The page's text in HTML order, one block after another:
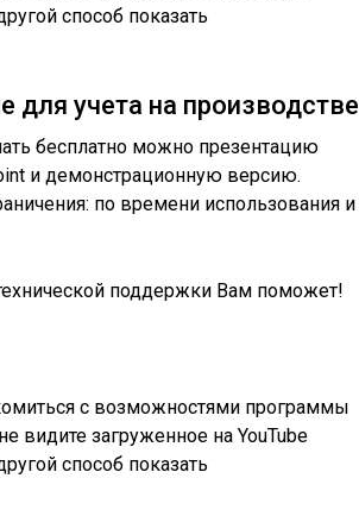
способ показать
для учета на производстве
бесплатно можно презентацию
и демонстрационную версию.
по времени использования и
поддержки Вам поможет!
с возможностями программы
видите загруженное на YouTube
способ показать